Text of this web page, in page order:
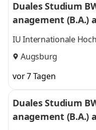
Duales Studium
anagement (B.A.)
IU Internationale
Augsburg
vor 7 Tagen
Duales Studium
anagement (B.A.)